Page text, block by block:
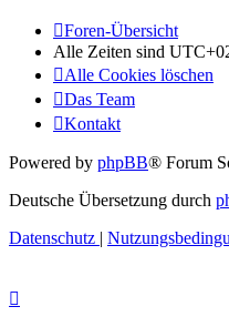
Foren-Übersicht
Alle Zeiten sind
Alle Cookies löschen
Das Team
Kontakt
Powered by phpBB® Forum
Deutsche Übersetzung durch
Datenschutz |